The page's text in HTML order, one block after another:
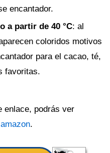
encantador.
a partir de 40 °C: al
coloridos motivos
para el cacao, té,
favoritas.
enlace, podrás ver
.